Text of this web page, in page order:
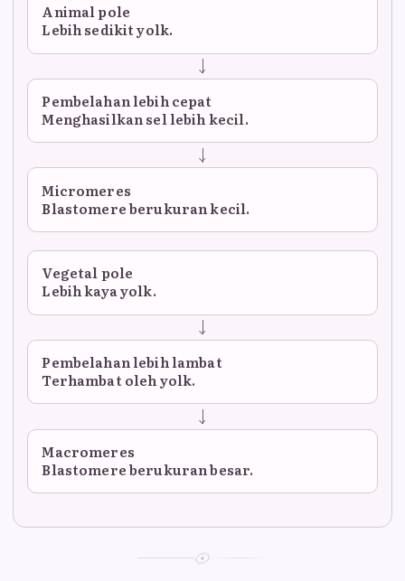
Animal pole
Lebih sedikit yolk.
Pembelahan lebih cepat
Menghasilkan sel lebih kecil.
Micromeres
Blastomere berukuran kecil.
Vegetal pole
Lebih kaya yolk.
Pembelahan lebih lambat
Terhambat oleh yolk.
Macromeres
Blastomere berukuran besar.